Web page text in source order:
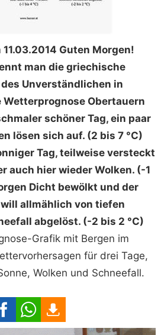
Guten Morgen!
man die griechische
Unverständlichen in
Obertauern
schöner Tag, ein paar
lösen sich auf. (2 bis 7 °C)
Tag, teilweise versteckt
auch hier wieder Wolken. (-1
Dicht bewölkt und der
allmählich von tiefen
abgelöst. (-2 bis 2 °C)
Grafik mit Bergen im
für drei Tage,
Wolken und Schneefall.